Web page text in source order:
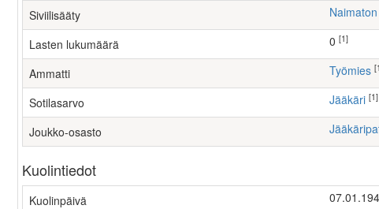
Siviilisääty Naimaton
Lasten lukumäärä [1]
Ammatti työmies
Sotilasarvo Jääkäri [1]
Joukko-osasto
Kuolintiedot
Kuolinpäivä